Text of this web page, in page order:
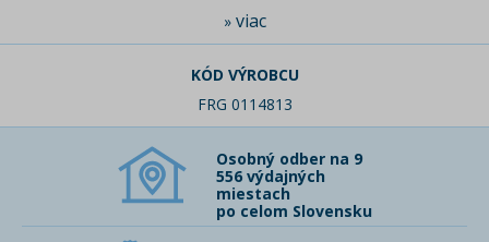
» viac
KÓD VÝROBCU
FRG 0114813
Osobný odber na 9
556 výdajných
miestach
po celom Slovensku